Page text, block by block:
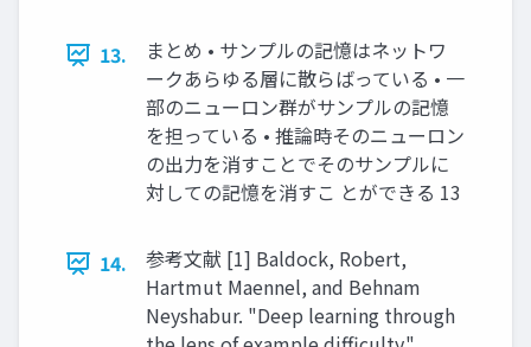
13.
まとめ • サンプルの記憶はネットワ
ークあらゆる層に散らばっている • ⼀
部のニューロン群がサンプルの記憶
を担っている • 推論時そのニューロン
の出⼒を消すことでそのサンプルに
対しての記憶を消すこ とができる 13
14.
参考⽂献 [1] Baldock, Robert,
Hartmut Maennel, and Behnam
Neyshabur. "Deep learning through